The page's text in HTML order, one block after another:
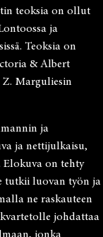
teoksia on ollut
ja
Teoksia on
& Albert
Z. Marguliesin
ja
ja nettijulkaisu,
on tehty
tutkii luovan työn ja
ne raskauteen
johdattaa